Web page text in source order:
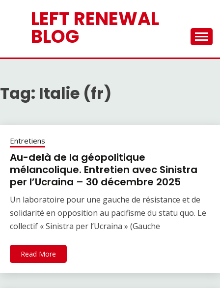
LEFT RENEWAL
BLOG
Tag: Italie (fr)
Entretiens
Au-delà de la géopolitique
mélancolique. Entretien avec Sinistra
per l’Ucraina – 30 décembre 2025
Un laboratoire pour une gauche de résistance et de
solidarité en opposition au pacifisme du statu quo. Le
collectif « Sinistra per l’Ucraina » (Gauche
Read More